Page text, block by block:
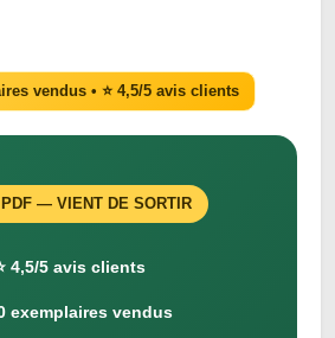
vendus • ⭐ 4,5/5 avis clients
— VIENT DE SORTIR
4,5/5 avis clients
exemplaires vendus